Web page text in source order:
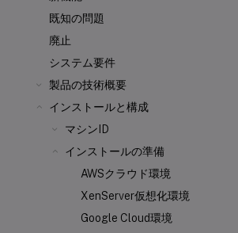
既知の問題
廃止
システム要件
製品の技術概要
インストールと構成
マシンID
インストールの準備
AWSクラウド環境
XenServer仮想化環境
Google Cloud環境